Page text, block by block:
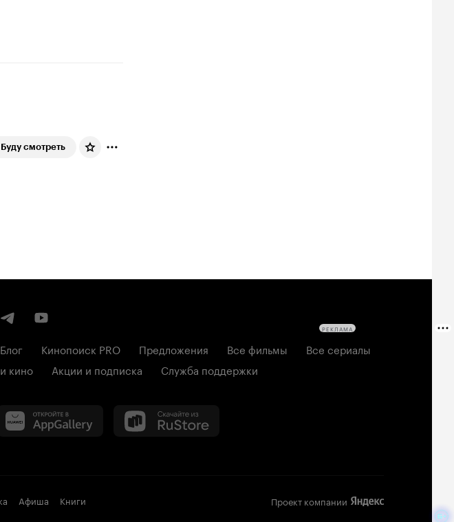
Буду смотреть
Блог Кинопоиск PRO Предложения Все фильмы
Все сериалы
кино Акции и подписка Служба поддержки
Афиша Книги Проект компании
РЕКЛАМА